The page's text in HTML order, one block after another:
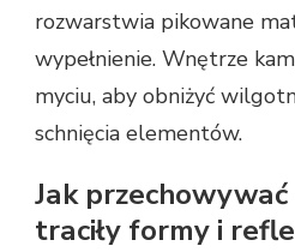
rozwarstwia pikowane
wypełnienie. Wnętrze
myciu, aby obniżyć
schnięcia elementów.
Jak przechowywać
traciły formy i